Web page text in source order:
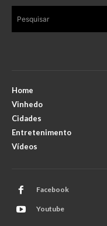
Pesquisar
Home
Vinhedo
Cidades
Entretenimento
Vídeos
Facebook
Youtube